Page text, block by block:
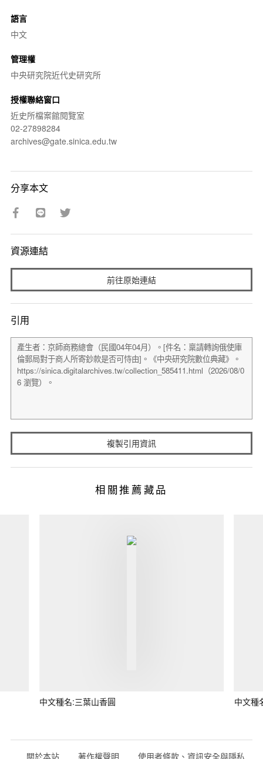
語言
中文
管理權
中央研究院近代史研究所
授權聯絡窗口
近史所檔案館閱覽室
02-27898284
archives@gate.sinica.edu.tw
分享本文
資源連結
前往原始連結
引用
複製引用資訊
相關推薦藏品
中文種名:三葉山香圓 中文種
關於本站 著作權聲明 使用者條款、資訊安全與隱私